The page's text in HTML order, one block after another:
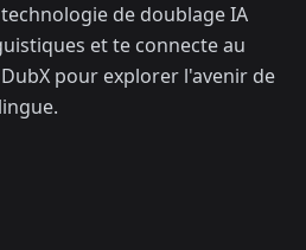
de doublage IA
et te connecte au
pour explorer l'avenir de